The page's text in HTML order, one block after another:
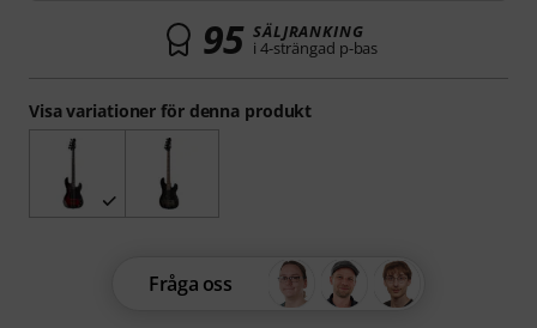
Visa variationer för denna produkt
95 SÄLJRANKING
i 4-strängad p-bas
Fråga oss